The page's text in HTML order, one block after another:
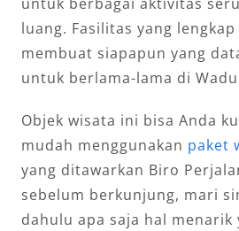
luang. Fasilitas yang lengkap
membuat siapapun yang
untuk berlama-lama di
Objek wisata ini bisa Anda
mudah menggunakan paket
yang ditawarkan Biro
sebelum berkunjung, mari
dahulu apa saja hal menarik